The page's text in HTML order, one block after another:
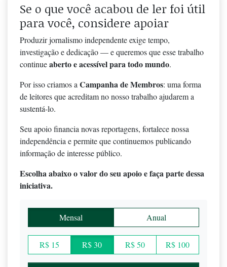
Se o que você acabou de ler foi útil
para você, considere apoiar
Produzir jornalismo independente exige tempo,
investigação e dedicação — e queremos que esse trabalho
continueaberto e acessível para todo mundo.
Por isso criamos aCampanha de Membros: uma forma
de leitores que acreditam no nosso trabalho ajudarem a
sustentá-lo.
Seu apoio financia novas reportagens, fortalece nossa
independência e permite que continuemos publicando
informação de interesse público.
Escolha abaixo o valor do seu apoio e faça parte dessa
iniciativa.
Mensal Anual
R$ 15 R$ 30 R$ 50 R$ 100